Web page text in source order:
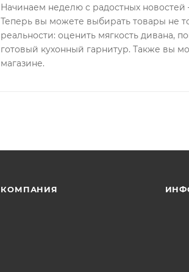
Начинаем неделю с радостных
Теперь вы можете выбирать товары не
реальности: оценить мягкость дивана,
готовый кухонный гарнитур. Также вы
магазине.
КОМПАНИЯ